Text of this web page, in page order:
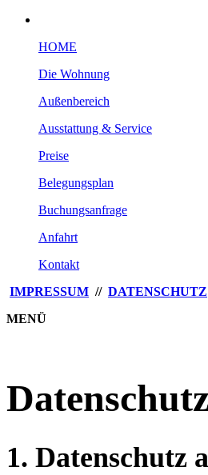
HOME
Die Wohnung
Außenbereich
Ausstattung & Service
Preise
Belegungsplan
Buchungsanfrage
Anfahrt
Kontakt
IMPRESSUM // DATENSCHUTZ
MENÜ
1. Datenschutz